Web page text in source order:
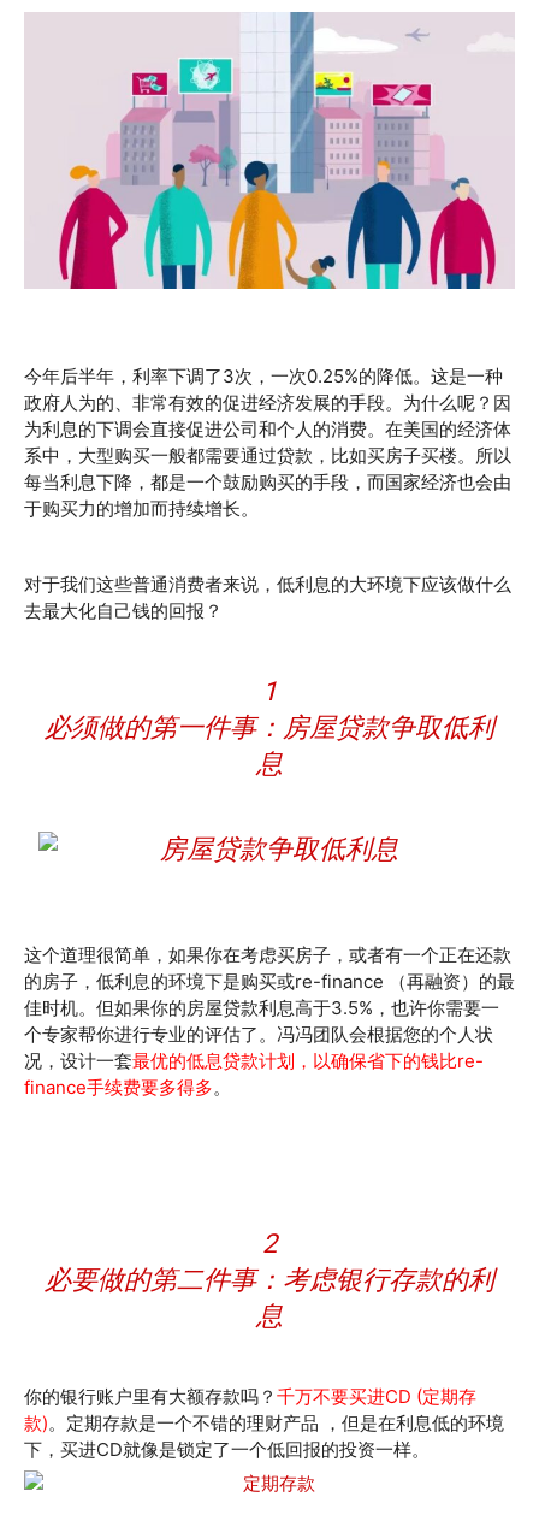
今年后半年，利率下调了3次，一次0.25%的降低。这是一种
政府人为的、非常有效的促进经济发展的手段。为什么呢？因
为利息的下调会直接促进公司和个人的消费。在美国的经济体
系中，大型购买一般都需要通过贷款，比如买房子买楼。所以
每当利息下降，都是一个鼓励购买的手段，而国家经济也会由
于购买力的增加而持续增长。
对于我们这些普通消费者来说，低利息的大环境下应该做什么
去最大化自己钱的回报？
1
必须做的第一件事：房屋贷款争取低利
息
这个道理很简单，如果你在考虑买房子，或者有一个正在还款
的房子，低利息的环境下是购买或re-finance （再融资）的最
佳时机。但如果你的房屋贷款利息高于3.5%，也许你需要一
个专家帮你进行专业的评估了。冯冯团队会根据您的个人状
况，设计一套最优的低息贷款计划，以确保省下的钱比re-
finance手续费要多得多。
2
必要做的第二件事：考虑银行存款的利
息
你的银行账户里有大额存款吗？ 千万不要买进CD (定期存
款)。定期存款是一个不错的理财产品 ，但是在利息低的环境
下，买进CD就像是锁定了一个低回报的投资一样。